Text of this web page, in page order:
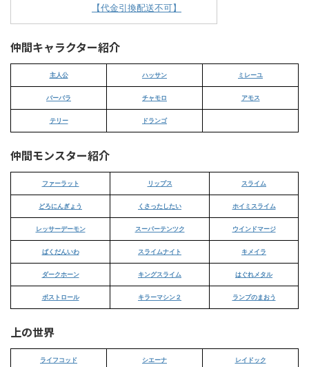
【代金引換配送不可】
仲間キャラクター紹介
主人公 ハッサン ミレーユ
バーバラ チャモロ アモス
テリー ドランゴ
仲間モンスター紹介
ファーラット リップス スライム
どろにんぎょう くさったしたい ホイミスライム
レッサーデーモン スーパーテンツク ウインドマージ
ばくだんいわ スライムナイト キメイラ
ダークホーン キングスライム はぐれメタル
ボストロール キラーマシン２ ランプのまおう
上の世界
ライフコッド シエーナ レイドック